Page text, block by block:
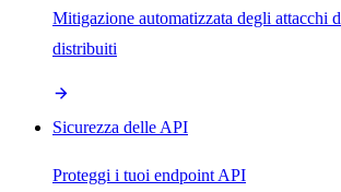
Mitigazione automatizzata degli attacchi
distribuiti
Sicurezza delle API
Proteggi i tuoi endpoint API